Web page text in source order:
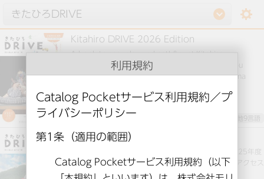
setting
Kitahiro DRIVE 2026 Edition
A book to see, play and eat! &quot;Kitahiro
DRIVE&quot; is a tourist guidebook that tells you
everything you need to know about Kitahiroshima
英語とその他9言語
きたひろDRIVE2025年度版
北広島町（広島県）を楽しむための必携ガイド！ 2025年度
版を発行しました。 広島市中心部から車で一時間でアクセス
できます。 ぜひ一度お越しください。
利用規約